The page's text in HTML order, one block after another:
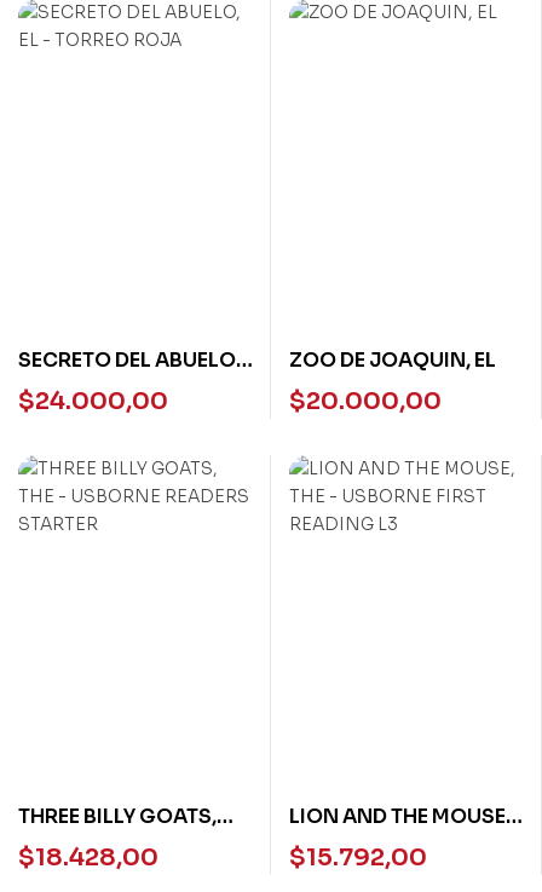
SECRETO DEL ABUELO,
EL – TORREO ROJA
$24.000,00
ZOO DE JOAQUIN, EL
$20.000,00
THREE BILLY GOATS,
THE – USBORNE
READERS STARTER
$18.428,00
LION AND THE MOUSE,
THE – USBORNE FIRST
READING L3
$15.792,00